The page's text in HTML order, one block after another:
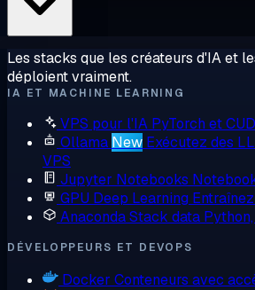
Les stacks que les créateurs d'IA et
déploient vraiment.
IA ET MACHINE LEARNING
VPS pour l'IA PyTorch et
Ollama New Exécutez des
VPS
Jupyter Notebooks
GPU Deep Learning
AnacondaStack data
DÉVELOPPEURS ET DEVOPS
Docker Conteneurs avec